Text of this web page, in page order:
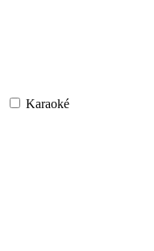
Karaoké